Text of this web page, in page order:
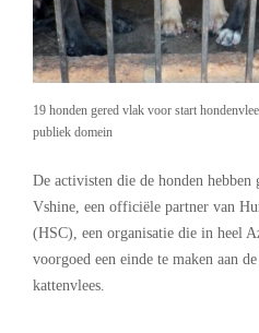
19 honden gered vlak voor start
publiek domein
De activisten die de honden
Vshine, een officiële partner van
(HSC), een organisatie die in heel
voorgoed een einde te maken aan
kattenvlees.